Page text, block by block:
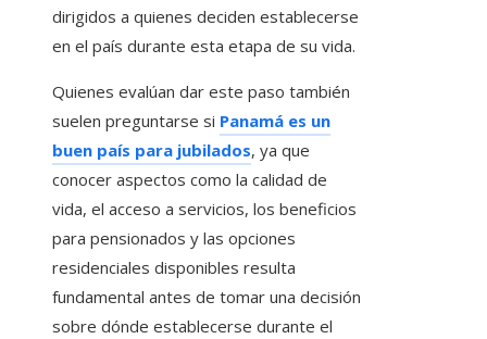
dirigidos a quienes deciden establecerse
en el país durante esta etapa de su vida.
Quienes evalúan dar este paso también
suelen preguntarse si Panamá es un
buen país para jubilados, ya que
conocer aspectos como la calidad de
vida, el acceso a servicios, los beneficios
para pensionados y las opciones
residenciales disponibles resulta
fundamental antes de tomar una decisión
sobre dónde establecerse durante el